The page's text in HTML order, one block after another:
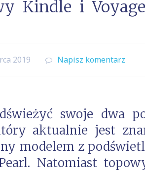
Kindle i
2019 Napisz komentarz
swoje dwa
aktualnie jest
modelem z
Natomiast